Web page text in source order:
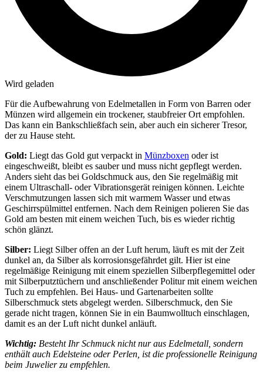
Wird geladen
Für die Aufbewahrung von Edelmetallen in Form von Barren oder
Münzen wird allgemein ein trockener, staubfreier Ort empfohlen.
Das kann ein Bankschließfach sein, aber auch ein sicherer Tresor,
der zu Hause steht.
Gold: Liegt das Gold gut verpackt in Münzboxen oder ist
eingeschweißt, bleibt es sauber und muss nicht gepflegt werden.
Anders sieht das bei Goldschmuck aus, den Sie regelmäßig mit
einem Ultraschall- oder Vibrationsgerät reinigen können. Leichte
Verschmutzungen lassen sich mit warmem Wasser und etwas
Geschirrspülmittel entfernen. Nach dem Reinigen polieren Sie das
Gold am besten mit einem weichen Tuch, bis es wieder richtig
schön glänzt.
Silber: Liegt Silber offen an der Luft herum, läuft es mit der Zeit
dunkel an, da Silber als korrosionsgefährdet gilt. Hier ist eine
regelmäßige Reinigung mit einem speziellen Silberpflegemittel oder
mit Silberputztüchern und anschließender Politur mit einem weichen
Tuch zu empfehlen. Bei Haus- und Gartenarbeiten sollte
Silberschmuck stets abgelegt werden. Silberschmuck, den Sie
gerade nicht tragen, können Sie in ein Baumwolltuch einschlagen,
damit es an der Luft nicht dunkel anläuft.
Wichtig: Besteht Ihr Schmuck nicht nur aus Edelmetall, sondern
enthält auch Edelsteine oder Perlen, ist die professionelle Reinigung
beim Juwelier zu empfehlen.